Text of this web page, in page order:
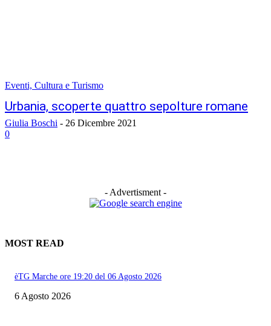
Eventi, Cultura e Turismo
Urbania, scoperte quattro sepolture romane
Giulia Boschi - 26 Dicembre 2021
0
- Advertisment -
MOST READ
èTG Marche ore 19:20 del 06 Agosto 2026
6 Agosto 2026